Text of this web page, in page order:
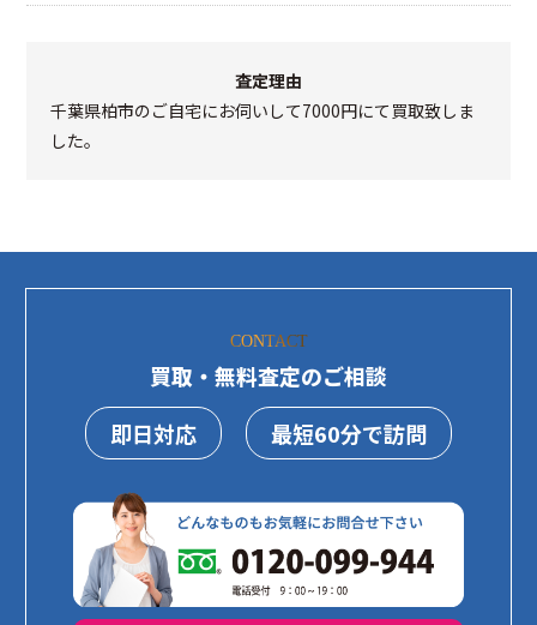
査定理由
千葉県柏市のご自宅にお伺いして7000円にて買取致しま
した。
CONTACT
買取・無料査定のご相談
即日対応
最短60分で訪問